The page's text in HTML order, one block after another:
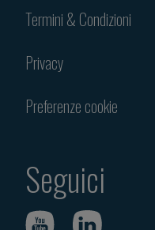
Termini & Condizioni
Privacy
Preferenze cookie
Seguici